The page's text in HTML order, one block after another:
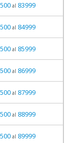
al 83999
al 84999
al 85999
al 86999
al 87999
al 88999
al 89999